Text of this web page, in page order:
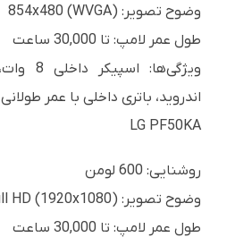
وضوح تصویر: 854x480 (WVGA)
طول عمر لامپ: تا 30,000 ساعت
اندروید، باتری داخلی با عمر
LG PF50KA
روشنایی: 600 لومن
وضوح تصویر: Full HD (1920x1080)
طول عمر لامپ: تا 30,000 ساعت